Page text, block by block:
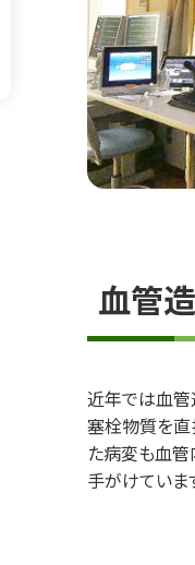
血管
近年では血管
塞栓物質を直
た病変も血管
手がけていま